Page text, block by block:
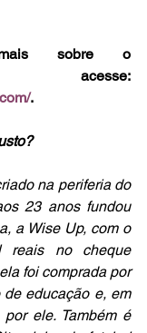
sobre o
.
na periferia do
23 anos fundou
a Wise Up, com o
reais no cheque
foi comprada por
educação e, em
ele. Também é